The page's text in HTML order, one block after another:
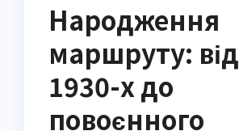
Народження
маршруту: від
1930-х до
повоєнного